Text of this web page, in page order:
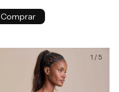
Comprar
1 /5